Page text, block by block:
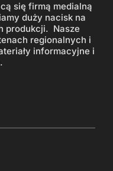
się firmą medialną
duży nacisk na
produkcji. Nasze
regionalnych i
informacyjne i